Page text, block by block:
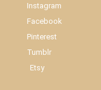
Instagram
Facebook
Pinterest
Tumblr
Etsy